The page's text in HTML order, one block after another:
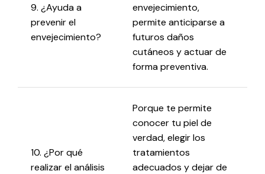
9. ¿Ayuda a
prevenir el
envejecimiento?
envejecimiento,
permite anticiparse a
futuros daños
cutáneos y actuar de
forma preventiva.
10. ¿Por qué
realizar el análisis
Porque te permite
conocer tu piel de
verdad, elegir los
tratamientos
adecuados y dejar de